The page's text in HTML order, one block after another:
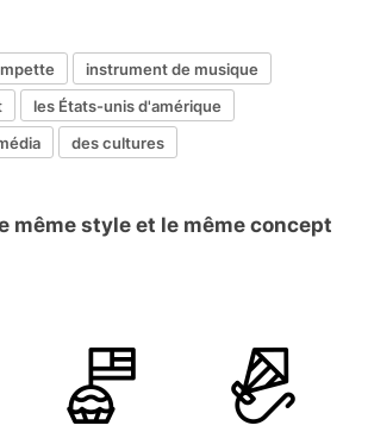
instrument de musique
les États-unis d'amérique
des cultures
même style et le même concept